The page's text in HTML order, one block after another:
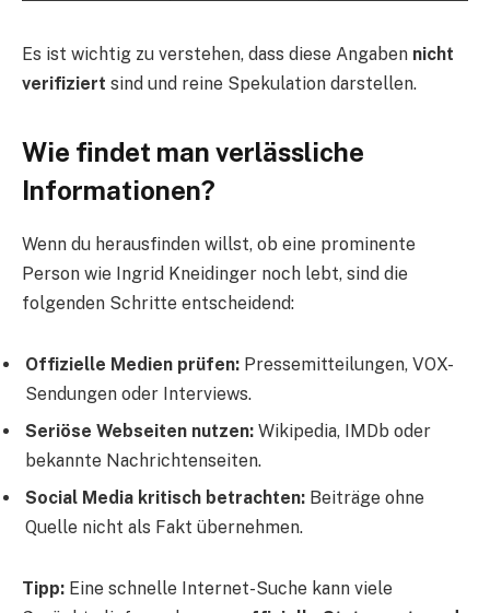
Es ist wichtig zu verstehen, dass diese Angaben nicht
verifiziert sind und reine Spekulation darstellen.
Wie findet man verlässliche
Informationen?
Wenn du herausfinden willst, ob eine prominente
Person wie Ingrid Kneidinger noch lebt, sind die
folgenden Schritte entscheidend:
Offizielle Medien prüfen: Pressemitteilungen, VOX-
Sendungen oder Interviews.
Seriöse Webseiten nutzen: Wikipedia, IMDb oder
bekannte Nachrichtenseiten.
Social Media kritisch betrachten: Beiträge ohne
Quelle nicht als Fakt übernehmen.
Tipp: Eine schnelle Internet-Suche kann viele